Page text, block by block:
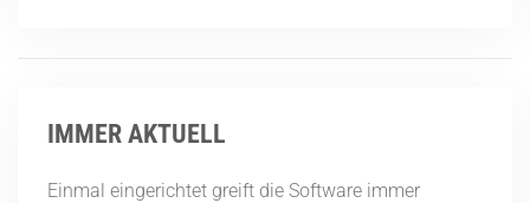
IMMER AKTUELL
Einmal eingerichtet greift die Software immer